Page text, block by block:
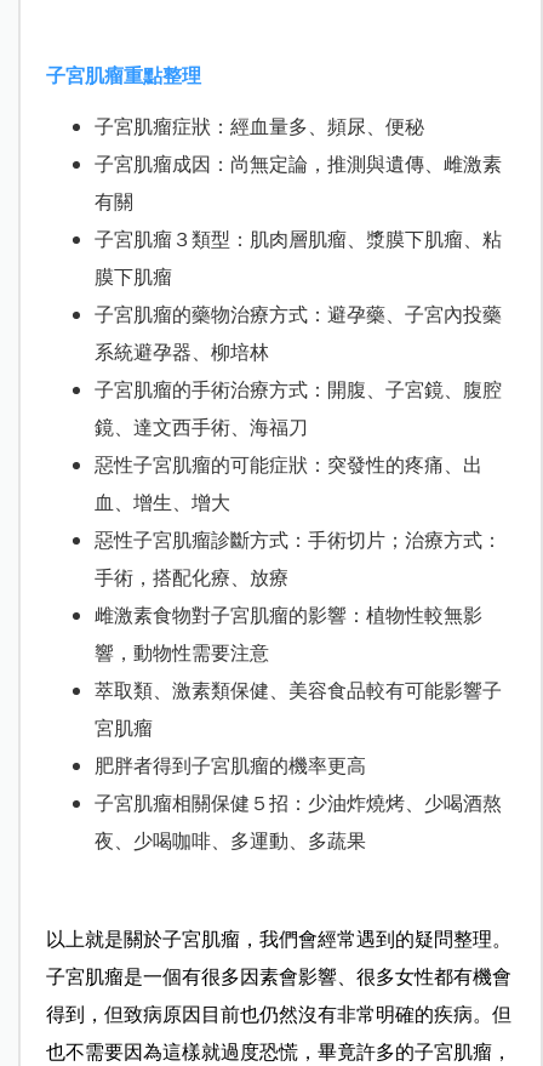
子宮肌瘤重點整理
子宮肌瘤症狀：經血量多、頻尿、便秘
子宮肌瘤成因：尚無定論，推測與遺傳、雌激素
有關
子宮肌瘤３類型：肌肉層肌瘤、漿膜下肌瘤、粘
膜下肌瘤
子宮肌瘤的藥物治療方式：避孕藥、子宮內投藥
系統避孕器、柳培林
子宮肌瘤的手術治療方式：開腹、子宮鏡、腹腔
鏡、達文西手術、海福刀
惡性子宮肌瘤的可能症狀：突發性的疼痛、出
血、增生、增大
惡性子宮肌瘤診斷方式：手術切片；治療方式：
手術，搭配化療、放療
雌激素食物對子宮肌瘤的影響：植物性較無影
響，動物性需要注意
萃取類、激素類保健、美容食品較有可能影響子
宮肌瘤
肥胖者得到子宮肌瘤的機率更高
子宮肌瘤相關保健５招：少油炸燒烤、少喝酒熬
夜、少喝咖啡、多運動、多蔬果
以上就是關於子宮肌瘤，我們會經常遇到的疑問整理。
子宮肌瘤是一個有很多因素會影響、很多女性都有機會
得到，但致病原因目前也仍然沒有非常明確的疾病。但
也不需要因為這樣就過度恐慌，畢竟許多的子宮肌瘤，